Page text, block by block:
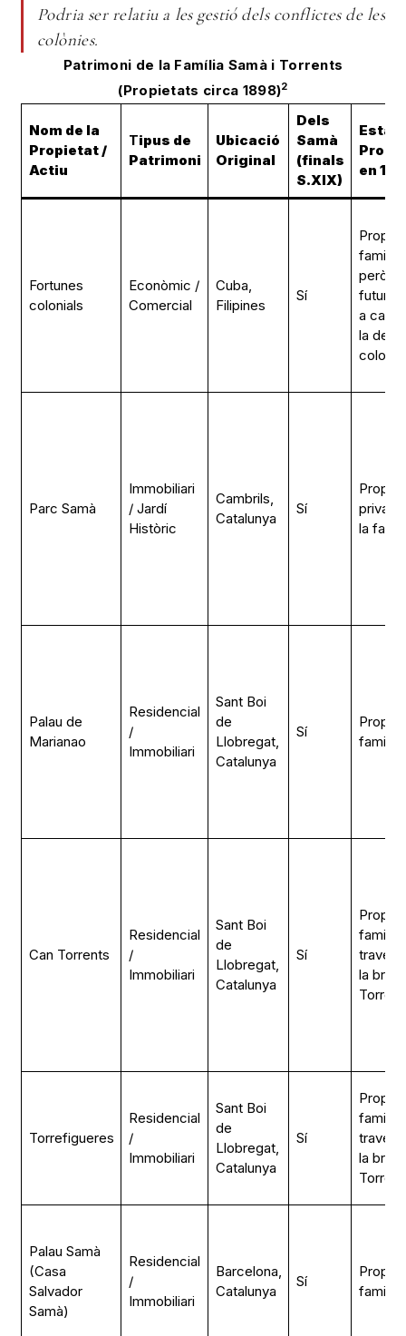
Podria ser relatiu a les gestió dels conflictes de les
colònies.
Patrimoni de la Família Samà i Torrents
(Propietats circa 1898)2
Nom de la
Propietat /
Actiu
Tipus de
Patrimoni
Ubicació
Original
Dels
Samà
(finals
S.XIX)
Estat /
en
Fortunes
colonials
Econòmic /
Comercial
Cuba,
Filipines
Sí
familiar,
però
futur
a
la
colonial
Parc Samà
Immobiliari
/ Jardí
Històric
Cambrils,
Catalunya
Sí
la
Palau de
Marianao
Residencial
/
Immobiliari
Sant Boi
de
Llobregat,
Catalunya
Sí
familiar
Can Torrents
Residencial
/
Immobiliari
Sant Boi
de
Llobregat,
Catalunya
Sí
través
la
Torrefigueres
Residencial
/
Immobiliari
Sant Boi
de
Llobregat,
Catalunya
Sí
través
la
Palau Samà
(Casa
Salvador
Samà)
Residencial
/
Immobiliari
Barcelona,
Catalunya
Sí
familiar